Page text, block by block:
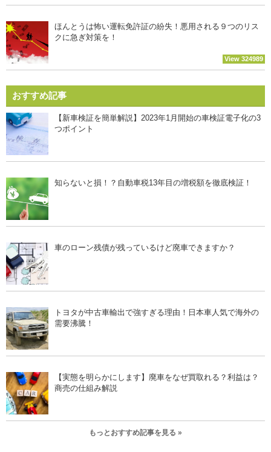
ほんとうは怖い運転免許証の紛失！悪用される９つのリス
クに急ぎ対策を！
View 324989
おすすめ記事
【新車検証を簡単解説】2023年1月開始の車検証電子化の3
つポイント
知らないと損！？自動車税13年目の増税額を徹底検証！
車のローン残債が残っているけど廃車できますか？
トヨタが中古車輸出で強すぎる理由！日本車人気で海外の
需要沸騰！
【実態を明らかにします】廃車をなぜ買取れる？利益は？
商売の仕組み解説
もっとおすすめ記事を見る »